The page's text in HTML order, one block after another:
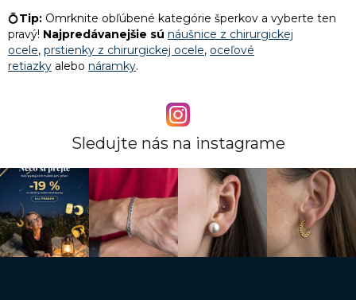
Darček k Valentínu pre ženu 1
Vtipný darček k 50. narodeninám pre ženu
Darček k 35. narodeninám pre ženu
Darčeky pre družičky 1
Lacný darček pre kamarátku
Darček pre dospelú dcéru
💍Tip: Omrknite obľúbené kategórie šperkov a vyberte ten
pravý! Najpredávanejšie sú náušnice z chirurgickej
ocele, prstienky z chirurgickej ocele, oceľové
retiazky alebo náramky.
Sledujte nás na instagrame